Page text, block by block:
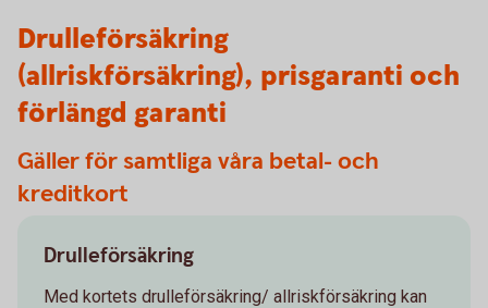
Drulleförsäkring
(allriskförsäkring), prisgaranti och
förlängd garanti
Gäller för samtliga våra betal- och
kreditkort
Drulleförsäkring
Med kortets drulleförsäkring/ allriskförsäkring kan